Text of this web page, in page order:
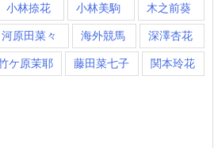
小林捺花 小林美駒 木之前葵
河原田菜々 海外競馬 深澤杏花
ケ原茉耶 藤田菜七子 関本玲花